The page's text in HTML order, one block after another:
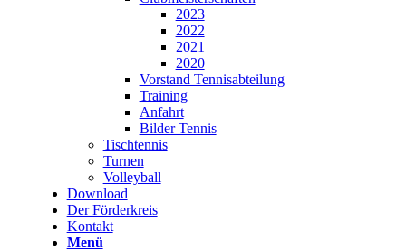
2023
2022
2021
2020
Vorstand Tennisabteilung
Training
Anfahrt
Bilder Tennis
Tischtennis
Turnen
Volleyball
Download
Der Förderkreis
Kontakt
Menü